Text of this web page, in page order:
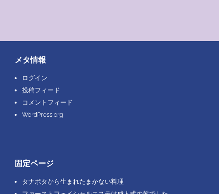
メタ情報
ログイン
投稿フィード
コメントフィード
WordPress.org
固定ページ
タナボタから生まれたまかない料理